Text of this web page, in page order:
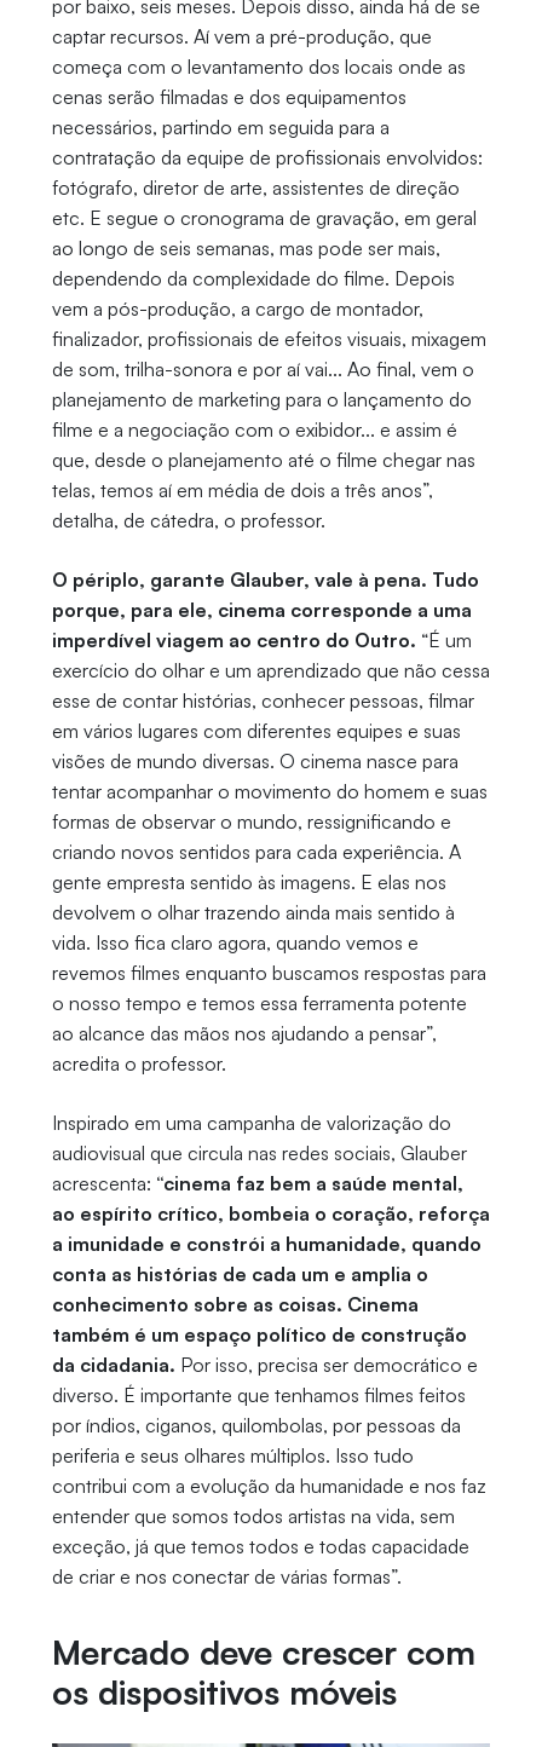
por baixo, seis meses. Depois disso, ainda há de se
captar recursos. Aí vem a pré-produção, que
começa com o levantamento dos locais onde as
cenas serão filmadas e dos equipamentos
necessários, partindo em seguida para a
contratação da equipe de profissionais envolvidos:
fotógrafo, diretor de arte, assistentes de direção
etc. E segue o cronograma de gravação, em geral
ao longo de seis semanas, mas pode ser mais,
dependendo da complexidade do filme. Depois
vem a pós-produção, a cargo de montador,
finalizador, profissionais de efeitos visuais, mixagem
de som, trilha-sonora e por aí vai... Ao final, vem o
planejamento de marketing para o lançamento do
filme e a negociação com o exibidor... e assim é
que, desde o planejamento até o filme chegar nas
telas, temos aí em média de dois a três anos”,
detalha, de cátedra, o professor.
O périplo, garante Glauber, vale à pena. Tudo
porque, para ele, cinema corresponde a uma
imperdível viagem ao centro do Outro. “É um
exercício do olhar e um aprendizado que não cessa
esse de contar histórias, conhecer pessoas, filmar
em vários lugares com diferentes equipes e suas
visões de mundo diversas. O cinema nasce para
tentar acompanhar o movimento do homem e suas
formas de observar o mundo, ressignificando e
criando novos sentidos para cada experiência. A
gente empresta sentido às imagens. E elas nos
devolvem o olhar trazendo ainda mais sentido à
vida. Isso fica claro agora, quando vemos e
revemos filmes enquanto buscamos respostas para
o nosso tempo e temos essa ferramenta potente
ao alcance das mãos nos ajudando a pensar”,
acredita o professor.
Inspirado em uma campanha de valorização do
audiovisual que circula nas redes sociais, Glauber
acrescenta: “cinema faz bem a saúde mental,
ao espírito crítico, bombeia o coração, reforça
a imunidade e constrói a humanidade, quando
conta as histórias de cada um e amplia o
conhecimento sobre as coisas. Cinema
também é um espaço político de construção
da cidadania. Por isso, precisa ser democrático e
diverso. É importante que tenhamos filmes feitos
por índios, ciganos, quilombolas, por pessoas da
periferia e seus olhares múltiplos. Isso tudo
contribui com a evolução da humanidade e nos faz
entender que somos todos artistas na vida, sem
exceção, já que temos todos e todas capacidade
de criar e nos conectar de várias formas”.
Mercado deve crescer com
os dispositivos móveis